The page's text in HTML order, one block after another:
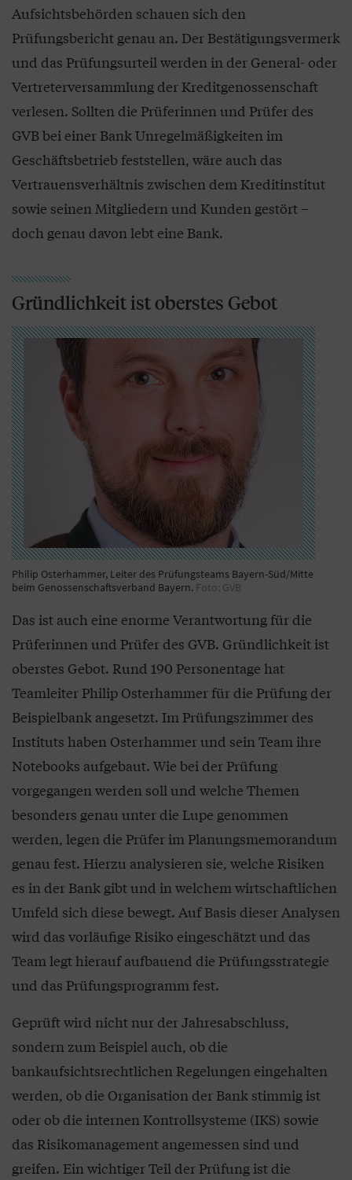
Aufsichtsbehörden schauen sich den
Prüfungsbericht genau an. Der Bestätigungsvermerk
und das Prüfungsurteil werden in der General- oder
Vertreterversammlung der Kreditgenossenschaft
verlesen. Sollten die Prüferinnen und Prüfer des
GVB bei einer Bank Unregelmäßigkeiten im
Geschäftsbetrieb feststellen, wäre auch das
Vertrauensverhältnis zwischen dem Kreditinstitut
sowie seinen Mitgliedern und Kunden gestört –
doch genau davon lebt eine Bank.
Gründlichkeit ist oberstes Gebot
Philip Osterhammer, Leiter des Prüfungsteams Bayern-Süd/Mitte
beim Genossenschaftsverband Bayern. Foto: GVB
Das ist auch eine enorme Verantwortung für die
Prüferinnen und Prüfer des GVB. Gründlichkeit ist
oberstes Gebot. Rund 190 Personentage hat
Teamleiter Philip Osterhammer für die Prüfung der
Beispielbank angesetzt. Im Prüfungszimmer des
Instituts haben Osterhammer und sein Team ihre
Notebooks aufgebaut. Wie bei der Prüfung
vorgegangen werden soll und welche Themen
besonders genau unter die Lupe genommen
werden, legen die Prüfer im Planungsmemorandum
genau fest. Hierzu analysieren sie, welche Risiken
es in der Bank gibt und in welchem wirtschaftlichen
Umfeld sich diese bewegt. Auf Basis dieser Analysen
wird das vorläufige Risiko eingeschätzt und das
Team legt hierauf aufbauend die Prüfungsstrategie
und das Prüfungsprogramm fest.
Geprüft wird nicht nur der Jahresabschluss,
sondern zum Beispiel auch, ob die
bankaufsichtsrechtlichen Regelungen eingehalten
werden, ob die Organisation der Bank stimmig ist
oder ob die internen Kontrollsysteme (IKS) sowie
das Risikomanagement angemessen sind und
greifen. Ein wichtiger Teil der Prüfung ist die